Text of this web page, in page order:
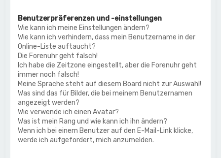
Benutzerpräferenzen und -einstellungen
Wie kann ich meine Einstellungen ändern?
Wie kann ich verhindern, dass mein Benutzername in der
Online-Liste auftaucht?
Die Forenuhr geht falsch!
Ich habe die Zeitzone eingestellt, aber die Forenuhr geht
immer noch falsch!
Meine Sprache steht auf diesem Board nicht zur Auswahl!
Was sind das für Bilder, die bei meinem Benutzernamen
angezeigt werden?
Wie verwende ich einen Avatar?
Was ist mein Rang und wie kann ich ihn ändern?
Wenn ich bei einem Benutzer auf den E-Mail-Link klicke,
werde ich aufgefordert, mich anzumelden.